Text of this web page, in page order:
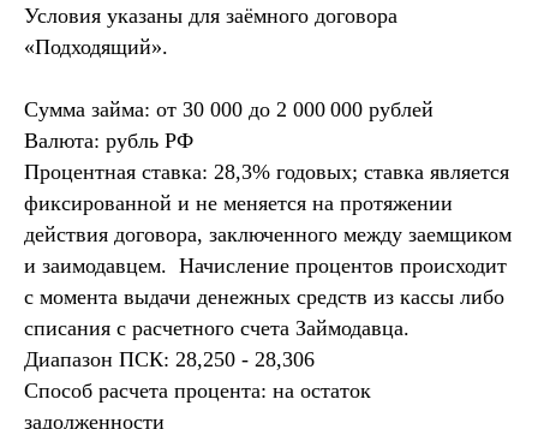
Условия указаны для заёмного договора
«Подходящий».
Сумма займа: от 30 000 до 2 000 000 рублей
Валюта: рубль РФ
Процентная ставка: 28,3% годовых; ставка является
фиксированной и не меняется на протяжении
действия договора, заключенного между заемщиком
и заимодавцем. Начисление процентов происходит
с момента выдачи денежных средств из кассы либо
списания с расчетного счета Займодавца.
Диапазон ПСК: 28,250 - 28,306
Способ расчета процента: на остаток
задолженности